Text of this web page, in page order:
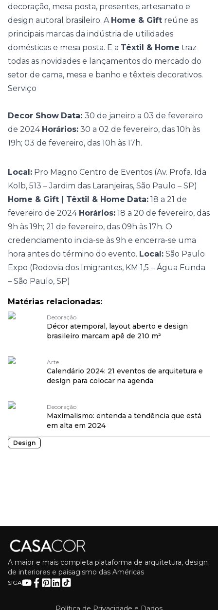
decoração, mesa posta, presentes, artesanato e
design autoral brasileiro. A Home & Gift reúne as
principais marcas da indústria de utilidades
domésticas e mesa posta. E a Têxtil & Home traz
todas as novidades e lançamentos do mercado do
setor de cama, mesa e banho e têxteis decorativos.
Serviço
Decor Show Data: 30 de janeiro a 03 de fevereiro
de 2024 Horários: 30 a 02 de fevereiro, das 10h às
19h; 03 de fevereiro, das 10h às 17h.
Local: Pro Magno Centro de Eventos (Av. Profa. Ida
Kolb, 513 – Jardim das Laranjeiras, São Paulo – SP)
Home & Gift | Têxtil & Home Data: 18 a 21 de
fevereiro de 2024 Horários: 18 a 20 de fevereiro, das
9h às 19h; 21 de fevereiro, das 09h às 17h. O
credenciamento inicia-se às 9h e encerra-se uma
hora antes do término do evento. Local: São Paulo
Expo (Rodovia dos Imigrantes, KM 1,5 – Água Funda
– São Paulo, SP)
Matérias relacionadas:
Decoração
Décor atemporal, layout aberto e design
brasileiro marcam apê de 210 m²
Arte
Calendário 2024: 21 eventos de arquitetura e
design para colocar na agenda
Decoração
Maximalismo: entenda a tendência que está
em alta em 2024
Design
A maior e mais completa plataforma de arquitetura, design
de interiores e paisagismo das Américas
SIGA